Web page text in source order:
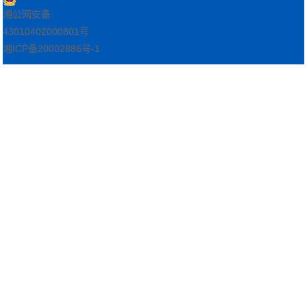
湘公网安备
43010402000801号
湘ICP备20002886号-1